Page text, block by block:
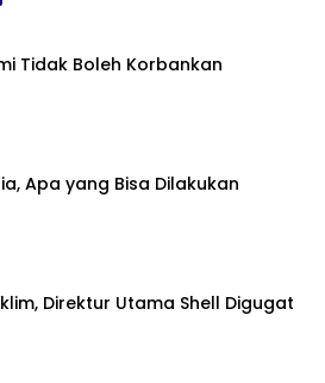
Tidak Boleh Korbankan
Apa yang Bisa Dilakukan
Direktur Utama Shell Digugat